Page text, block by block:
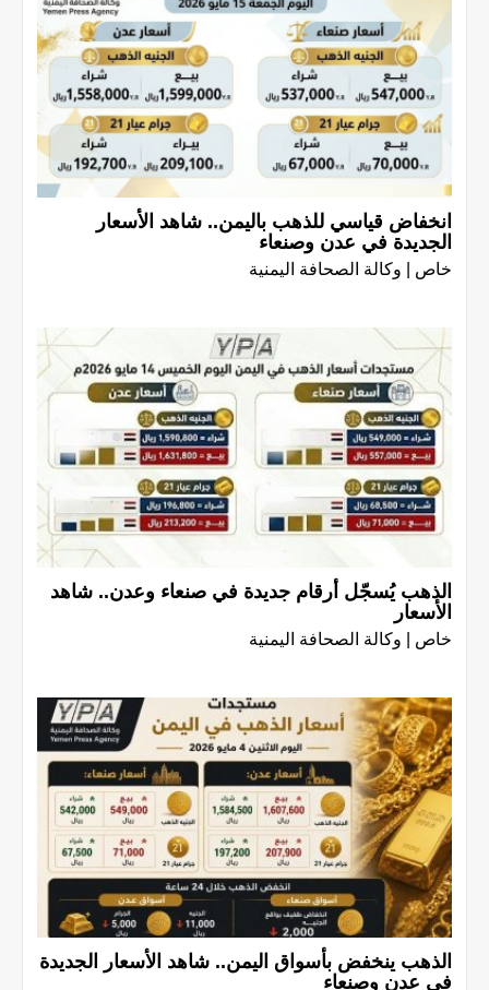
انخفاض قياسي للذهب باليمن.. شاهد الأسعار
الجديدة في عدن وصنعاء
خاص | وكالة الصحافة اليمنية
الذهب يُسجّل أرقام جديدة في صنعاء وعدن.. شاهد
الأسعار
خاص | وكالة الصحافة اليمنية
الذهب ينخفض بأسواق اليمن.. شاهد الأسعار الجديدة
في عدن وصنعاء